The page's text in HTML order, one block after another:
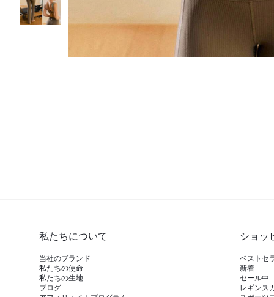
私たちについて
当社のブランド
私たちの使命
私たちの生地
ブログ
ショッ
ベストセ
新着
セール中
レギンス